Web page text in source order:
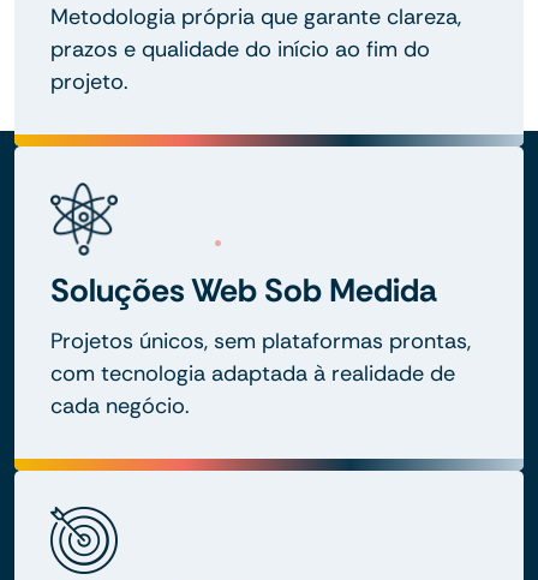
Metodologia própria que garante clareza,
prazos e qualidade do início ao fim do
projeto.
Soluções Web Sob Medida
Projetos únicos, sem plataformas prontas,
com tecnologia adaptada à realidade de
cada negócio.